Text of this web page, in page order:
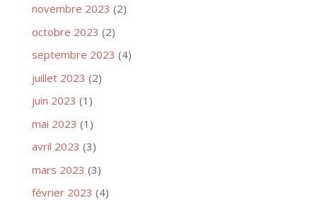
novembre 2023 (2)
octobre 2023 (2)
septembre 2023 (4)
juillet 2023 (2)
juin 2023 (1)
mai 2023 (1)
avril 2023 (3)
mars 2023 (3)
février 2023 (4)